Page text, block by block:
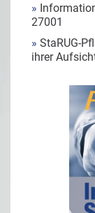
»
27001
» StaRUG-
ihrer